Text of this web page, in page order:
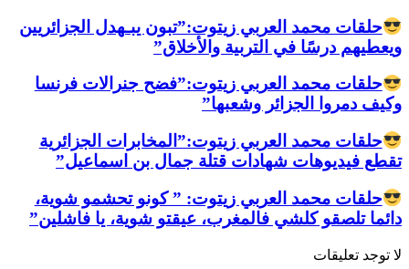
حلقات محمد العربي زيتوت:”تبون يبـهدل الجزائريين
ويعطيهم درسًا في التربية والأخلاق”
حلقات محمد العربي زيتوت:”فضح جنرالات فرنسا
وكيف دمروا الجزائر وشعبها”
حلقات محمد العربي زيتوت:”المخابرات الجزائرية
تقطع فيديوهات شهادات قتلة جمال بن اسماعيل”
حلقات محمد العربي زيتوت: ” كونو تحشمو شوية،
دائما تلصقو كلشي فالمغرب، عيقتو شوية، يا فاشلين”
لا توجد تعليقات